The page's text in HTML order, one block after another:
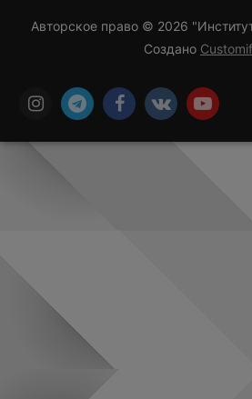
Авторское право © 2026
Создано